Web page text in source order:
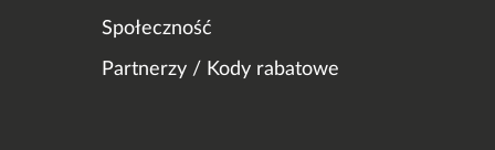
Społeczność
Partnerzy / Kody rabatowe